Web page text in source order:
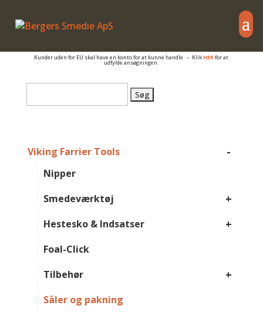
– også salg til PRIVATE
Kunder uden for EU skal have en konto for at kunne handle. – KlikHERfor at
udfylde ansøgningen.
efter:
Viking Farrier Tools -
Nipper
Smedeværktøj
+
Hestesko & Indsatser +
Foal-Click
Tilbehør
+
Såler og pakning